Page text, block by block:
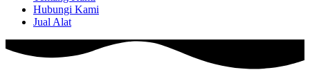
Hubungi Kami
Jual Alat